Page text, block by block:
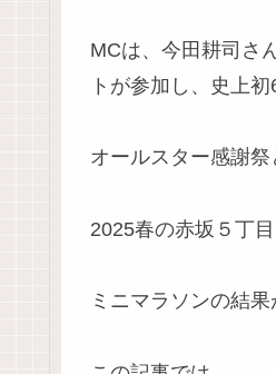
MCは、今田耕司さ
トが参加し、史上
オールスター感謝祭
2025春の赤坂５丁
ミニマラソンの結果